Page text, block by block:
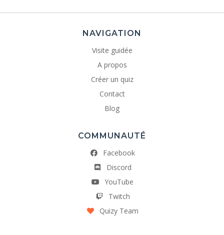
NAVIGATION
Visite guidée
A propos
Créer un quiz
Contact
Blog
COMMUNAUTÉ
Facebook
Discord
YouTube
Twitch
Quizy Team